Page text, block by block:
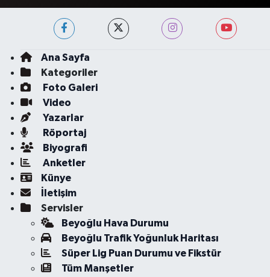
Ana Sayfa
Kategoriler
Foto Galeri
Video
Yazarlar
Röportaj
Biyografi
Anketler
Künye
İletişim
Servisler
Beyoğlu Hava Durumu
Beyoğlu Trafik Yoğunluk Haritası
Süper Lig Puan Durumu ve Fikstür
Tüm Manşetler